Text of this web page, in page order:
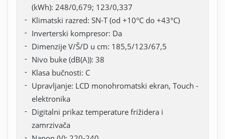
(kWh): 248/0,679; 123/0,337
Klimatski razred: SN-T (od +10°C do +43°C)
Inverterski kompresor: Da
Dimenzije V/Š/D u cm: 185,5/123/67,5
Nivo buke (dB(A)): 38
Klasa bučnosti: C
Upravljanje: LCD monohromatski ekran, Touch -
elektronika
Digitalni prikaz temperature frižidera i
zamrzivača